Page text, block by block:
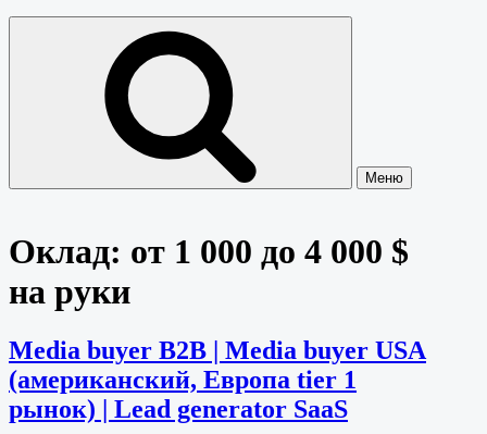
Меню
Оклад: от 1 000 до 4 000 $
на руки
Media buyer B2B | Media buyer USA
(американский, Европа tier 1
рынок) | Lead generator SaaS